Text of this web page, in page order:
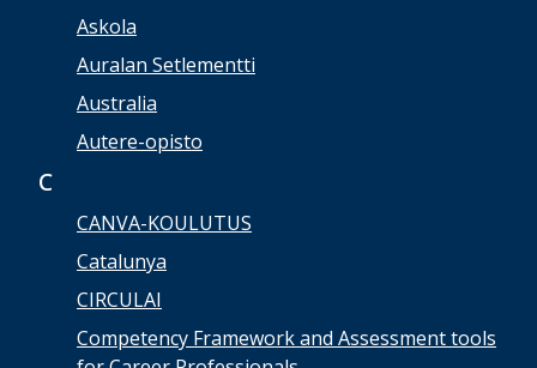
Askola
Auralan Setlementti
Australia
Autere-opisto
C
CANVA-KOULUTUS
Catalunya
CIRCULAI
Competency Framework and Assessment tools